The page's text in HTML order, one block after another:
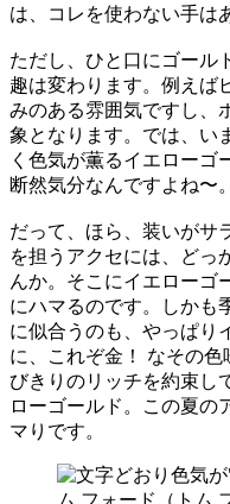
は、コレを使わない手は
ただし、ひと口にゴール
趣は変わります。例えば
みのある雰囲気ですし、
象となります。では、い
く色気が薫るイエローゴ
断然気分なんですよね〜。
だって、ほら、装いがサ
を担うアクセには、どっ
んか。そこにイエローゴ
にハマるのです。しかも
に似合うのも、やっぱり
に、これぞ金！ なその
びきりのリッチを約束し
ローゴールド。この夏の
マりです。